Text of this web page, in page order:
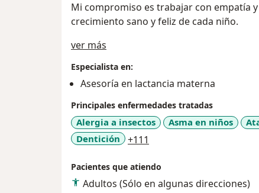
Mi compromiso es trabajar con empatía
crecimiento sano y feliz de cada niño.
ver más
Especialista en:
Asesoría en lactancia materna
Principales enfermedades tratadas
Alergia a insectos Asma en niños
Dentición
+111
Pacientes que atiendo
Adultos (Sólo en algunas direcciones)